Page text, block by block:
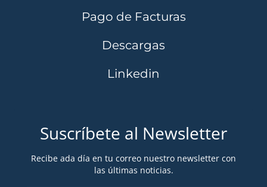
Pago de Facturas
Descargas
Linkedin
Suscríbete al Newsletter
Recibe ada día en tu correo nuestro newsletter con
las últimas noticias.